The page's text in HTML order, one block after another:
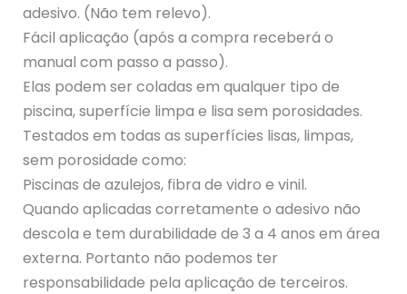
adesivo. (Não tem relevo).
Fácil aplicação (após a compra receberá o
manual com passo a passo).
Elas podem ser coladas em qualquer tipo de
piscina, superfície limpa e lisa sem porosidades.
Testados em todas as superfícies lisas, limpas,
sem porosidade como:
Piscinas de azulejos, fibra de vidro e vinil.
Quando aplicadas corretamente o adesivo não
descola e tem durabilidade de 3 a 4 anos em área
externa. Portanto não podemos ter
responsabilidade pela aplicação de terceiros.